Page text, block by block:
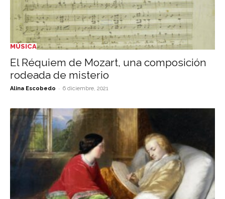
MÚSICA
El Réquiem de Mozart, una composición
rodeada de misterio
Alina Escobedo - 6 diciembre, 2021